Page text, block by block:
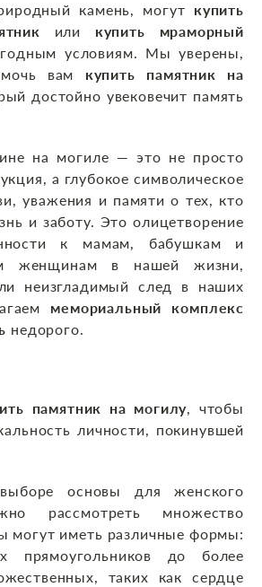
камень, могут купить
или купить мраморный
условиям. Мы уверены,
вам купить памятник на
достойно увековечит память
на могиле — это не просто
а глубокое символическое
уважения и памяти о тех, кто
и заботу. Это олицетворение
к мамам, бабушкам и
женщинам в нашей жизни,
неизгладимый след в наших
мемориальный комплекс
недорого.
памятник на могилу, чтобы
личности, покинувшей
основы для женского
рассмотреть множество
могут иметь различные формы:
прямоугольников до более
таких как сердце